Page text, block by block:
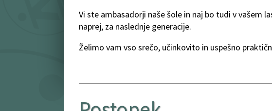
Vi ste ambasadorji naše šole in naj bo tudi v vašem
naprej, za naslednje generacije.
Želimo vam vso srečo, učinkovito in uspešno